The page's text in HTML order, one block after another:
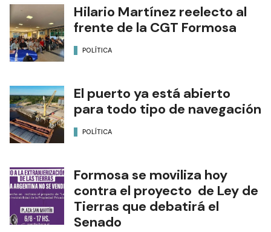
Hilario Martínez reelecto al
frente de la CGT Formosa
POLÍTICA
El puerto ya está abierto
para todo tipo de navegación
POLÍTICA
Formosa se moviliza hoy
contra el proyecto de Ley de
Tierras que debatirá el
Senado